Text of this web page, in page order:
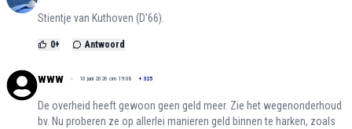
Stientje van Kuthoven (D'66).
0+ Antwoord
www 10 juni 2026 om 19:08 + 325
De overheid heeft gewoon geen geld meer. Zie het wegenonderhoud
bv. Nu proberen ze op allerlei manieren geld binnen te harken, zoals